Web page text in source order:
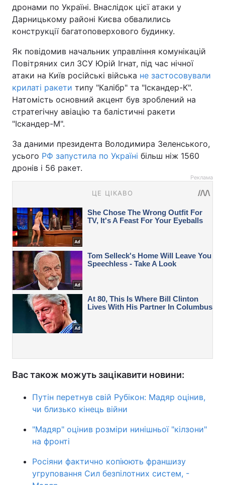
дронами по Україні. Внаслідок цієї атаки у
Дарницькому районі Києва обвалились
конструкції багатоповерхового будинку.
Як повідомив начальник управління комунікацій
Повітряних сил ЗСУ Юрій Ігнат, під час нічної
атаки на Київ російські війська не застосовували
крилаті ракети типу "Калібр" та "Іскандер-К".
Натомість основний акцент був зроблений на
стратегічну авіацію та балістичні ракети
"Іскандер-М".
За даними президента Володимира Зеленського,
усього РФ запустила по Україні більш ніж 1560
дронів і 56 ракет.
Реклама
Вас також можуть зацікавити новини:
Путін перетнув свій Рубікон: Мадяр оцінив,
чи близько кінець війни
"Мадяр" оцінив розміри нинішньої "кілзони"
на фронті
Росіяни фактично копіюють франшизу
угруповання Сил безпілотних систем, -